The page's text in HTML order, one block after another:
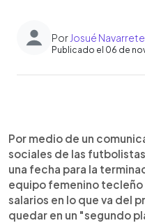
Por Josué Navarrete
Publicado el 06 de
► Escuchar
Por medio de un
sociales de las
una fecha para la
equipo femenino
salarios en lo que va del
quedar en un "segundo